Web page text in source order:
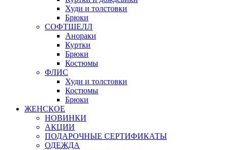
Худи и толстовки
Брюки
СОФТШЕЛЛ
Анораки
Куртки
Брюки
Костюмы
ФЛИС
Худи и толстовки
Костюмы
Брюки
ЖЕНСКОЕ
НОВИНКИ
АКЦИИ
ПОДАРОЧНЫЕ СЕРТИФИКАТЫ
ОДЕЖДА